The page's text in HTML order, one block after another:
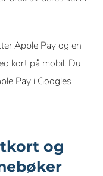
Apple Pay og en
kort på mobil. Du
Pay i Googles
og